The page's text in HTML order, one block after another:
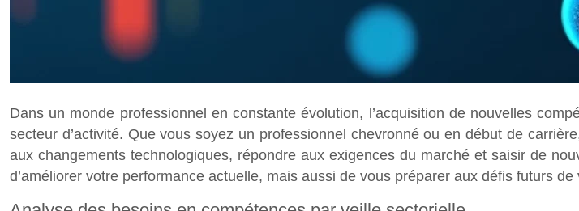
Dans un monde professionnel en constante évolution, l’acquisition de nouvelles
secteur d’activité. Que vous soyez un professionnel chevronné ou en début de
aux changements technologiques, répondre aux exigences du marché et saisir de
d’améliorer votre performance actuelle, mais aussi de vous préparer aux défis futurs de